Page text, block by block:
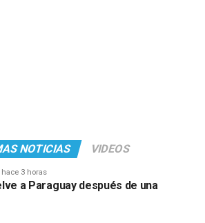
NOTICIAS VIDEOS
hace 3 horas
a Paraguay después de una